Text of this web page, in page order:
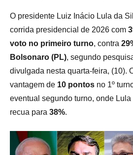
O presidente Luiz Inácio Lula da
corrida presidencial de 2026 com
voto no primeiro turno, contra
Bolsonaro (PL), segundo
divulgada nesta quarta-feira, (10).
vantagem de 10 pontos no 1º
eventual segundo turno, onde Lula
recua para 38%.